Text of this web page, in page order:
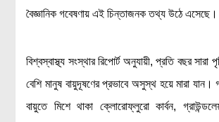
জেনেটিক ইঞ্জিনিয়ারিং
দৈনন্দিন জীবনে বিজ্ঞানের প্রয়োগ
মহাকাশ বিজ্ঞান
বৈজ্ঞানিক গবেষণায় এই চিন্তাজনক তথ্য উঠে এসেছে।
বিশ্বস্বাস্থ্য সংস্থার রিপোর্ট অনুযায়ী, প্রতি বছর সারা
বেশি মানুষ বায়ুদূষণের প্রভাবে অসুস্থ হয়ে মারা যান।
বায়ুতে মিশে থাকা ক্লোরোফ্লুরো কার্বন,